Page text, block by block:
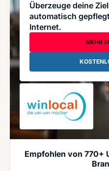
Überzeuge deine
automatisch
Internet.
MEHR
Empfohlen von 770+